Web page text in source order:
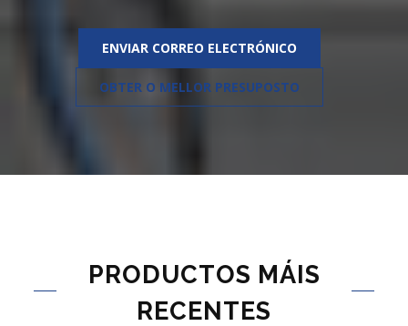
ENVIAR CORREO ELECTRÓNICO
OBTER O MELLOR PRESUPOSTO
PRODUCTOS MÁIS
RECENTES